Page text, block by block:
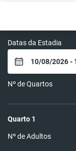
Hotel
Datas da Estadia
Nº de Quartos
Quarto 1
Nº de Adultos